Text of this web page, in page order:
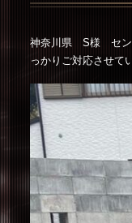
神奈川県 S様 セン
っかりご対応させて